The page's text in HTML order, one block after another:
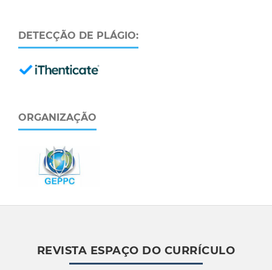
DETECÇÃO DE PLÁGIO:
ORGANIZAÇÃO
REVISTA ESPAÇO DO CURRÍCULO